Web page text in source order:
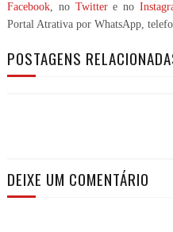
Facebook, no Twittere no
Portal Atrativa por WhatsApp,
POSTAGENS
DEIXE UM COMENTÁRIO